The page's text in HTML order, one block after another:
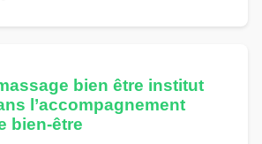
bien être institut
l’accompagnement
bien-être